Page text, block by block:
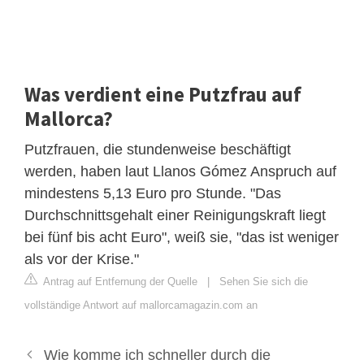
Was verdient eine Putzfrau auf
Mallorca?
Putzfrauen, die stundenweise beschäftigt
werden, haben laut Llanos Gómez Anspruch auf
mindestens 5,13 Euro pro Stunde. "Das
Durchschnittsgehalt einer Reinigungskraft liegt
bei fünf bis acht Euro", weiß sie, "das ist weniger
als vor der Krise."
Antrag auf Entfernung der Quelle | Sehen Sie sich die
vollständige Antwort auf mallorcamagazin.com an
Wie komme ich schneller durch die